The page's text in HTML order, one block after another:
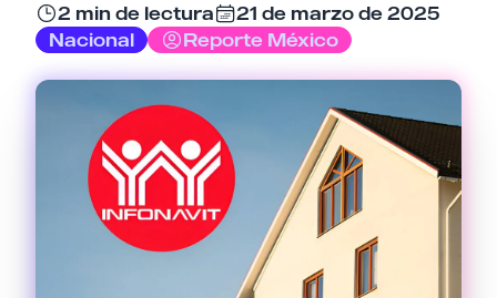
2 min de lectura
21 de marzo de 2025
Nacional
Reporte México
Tu comentario
Enviar comentario